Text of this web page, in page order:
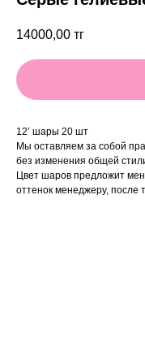
14000,00 тг
12’ шары 20 шт
Мы оставляем за собой
без изменения общей
Цвет шаров предложит
оттенок менеджеру, после